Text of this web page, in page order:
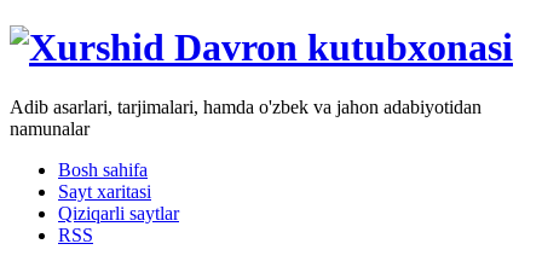
Adib asarlari, tarjimalari, hamda o'zbek va jahon adabiyotidan
namunalar
Bosh sahifa
Sayt xaritasi
Qiziqarli saytlar
RSS